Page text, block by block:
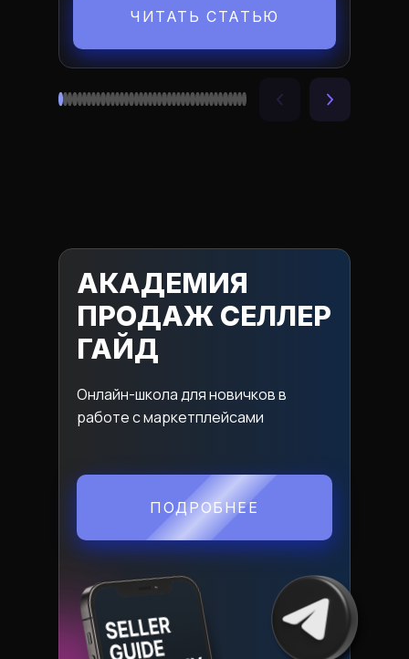
ЧИТАТЬ СТАТЬЮ
Онлайн-школа для новичков в
работе с маркетплейсами
АКАДЕМИЯ
ПРОДАЖ СЕЛЛЕР
ГАЙД
ПОДРОБНЕЕ